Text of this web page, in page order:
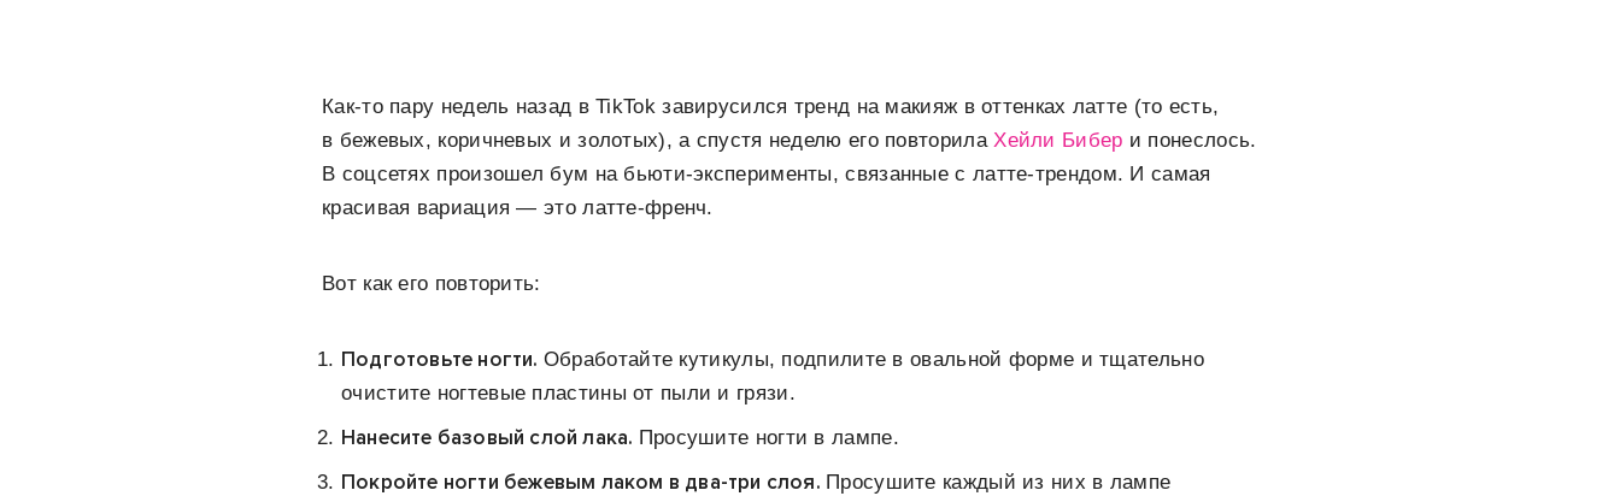
Как-то пару недель назад в TikTok завирусился тренд на макияж в оттенках латте (то есть,
в бежевых, коричневых и золотых), а спустя неделю его повторилаХейли Бибер и понеслось.
В соцсетях произошел бум на бьюти-эксперименты, связанные с латте-трендом. И самая
красивая вариация — это латте-френч.
Вот как его повторить:
Подготовьте ногти. Обработайте кутикулы, подпилите в овальной форме и тщательно
очистите ногтевые пластины от пыли и грязи.
Нанесите базовый слой лака. Просушите ногти в лампе.
Покройте ногти бежевым лаком в два-три слоя. Просушите каждый из них в лампе